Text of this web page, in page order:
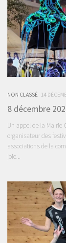
NON CLASSÉ 14
8 décembre
Un appel de la Mairie
organisateur des
associations de la
joie...